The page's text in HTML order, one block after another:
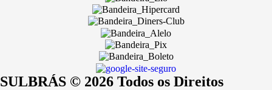
SULBRÁS © 2026 Todos os Direitos